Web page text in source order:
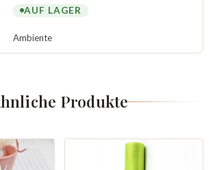
AUF LAGER
Ambiente
Produkte